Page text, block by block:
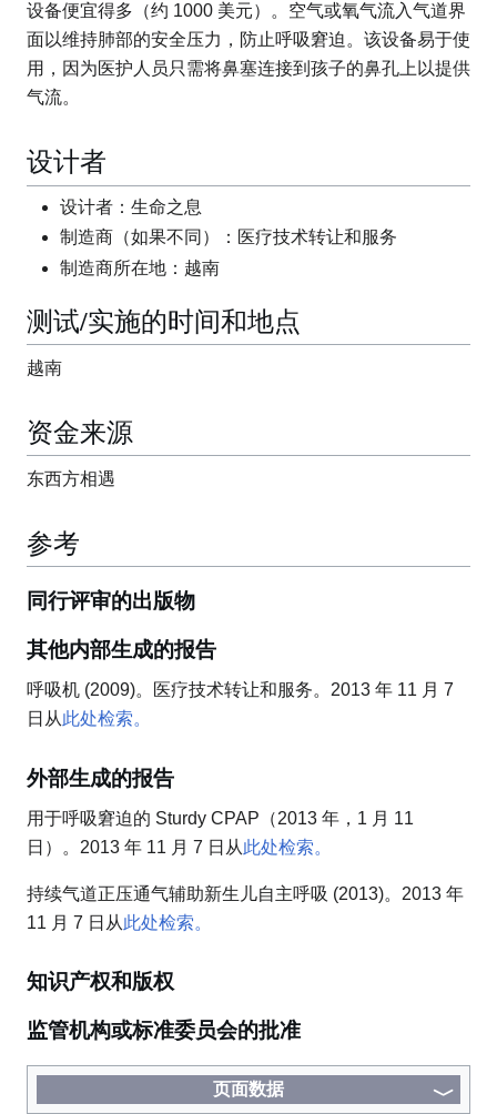
设备便宜得多（约 1000 美元）。空气或氧气流入气道界
面以维持肺部的安全压力，防止呼吸窘迫。该设备易于使
用，因为医护人员只需将鼻塞连接到孩子的鼻孔上以提供
气流。
设计者
设计者：生命之息
制造商（如果不同）：医疗技术转让和服务
制造商所在地：越南
测试/实施的时间和地点
越南
资金来源
东西方相遇
参考
同行评审的出版物
其他内部生成的报告
呼吸机 (2009)。医疗技术转让和服务。2013 年 11 月 7
日从此处检索。
外部生成的报告
用于呼吸窘迫的 Sturdy CPAP（2013 年，1 月 11
日）。2013 年 11 月 7 日从此处检索。
持续气道正压通气辅助新生儿自主呼吸 (2013)。2013 年
11 月 7 日从此处检索。
知识产权和版权
监管机构或标准委员会的批准
页面数据